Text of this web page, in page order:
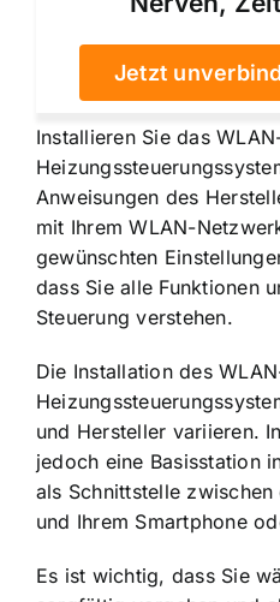
Jetzt
Installieren Sie das
Anweisungen des
mit Ihrem WLAN-
gewünschten
dass Sie alle Funktionen
Steuerung verstehen.
Die Installation des
und Hersteller variieren.
jedoch eine Basisstation
als Schnittstelle
und Ihrem Smartphone
Es ist wichtig, dass Sie